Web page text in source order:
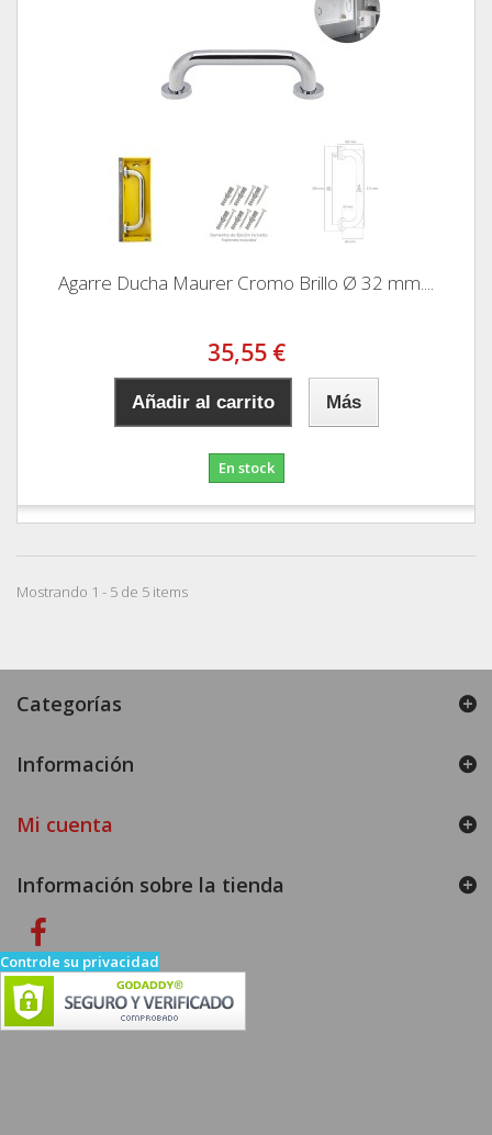
Agarre Ducha Maurer Cromo Brillo Ø 32 mm....
35,55 €
Añadir al carrito Más
En stock
Mostrando 1 - 5 de 5 items
Categorías
Información
Mi cuenta
Información sobre la tienda
Controle su privacidad